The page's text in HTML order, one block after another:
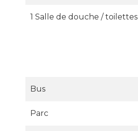
1 Salle de douche / toilettes
Bus
Parc